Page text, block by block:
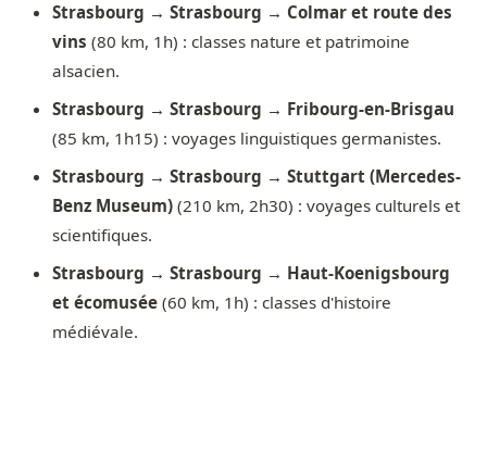
Strasbourg → Strasbourg → Colmar et route des
vins (80 km, 1h) : classes nature et patrimoine
alsacien.
Strasbourg → Strasbourg → Fribourg-en-Brisgau
(85 km, 1h15) : voyages linguistiques germanistes.
Strasbourg → Strasbourg → Stuttgart (Mercedes-
Benz Museum) (210 km, 2h30) : voyages culturels et
scientifiques.
Strasbourg → Strasbourg → Haut-Koenigsbourg
et écomusée (60 km, 1h) : classes d'histoire
médiévale.